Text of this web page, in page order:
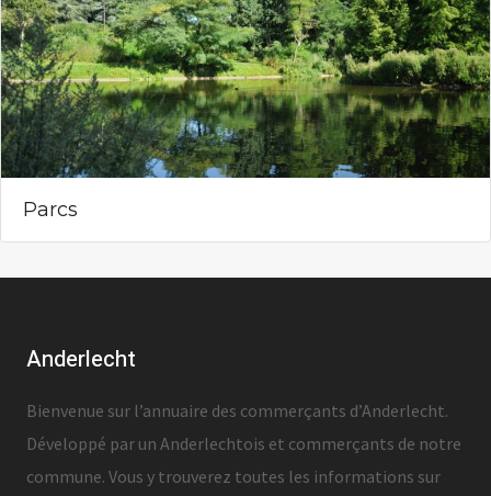
Parcs
Anderlecht
Bienvenue sur l’annuaire des commerçants d’Anderlecht.
Développé par un Anderlechtois et commerçants de notre
commune. Vous y trouverez toutes les informations sur